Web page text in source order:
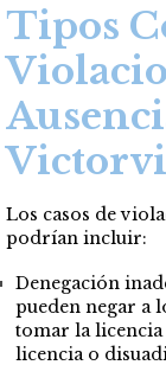
Tipos
Los casos de
podrían incluir:
Denegación
pueden negar a
tomar la licencia
licencia o